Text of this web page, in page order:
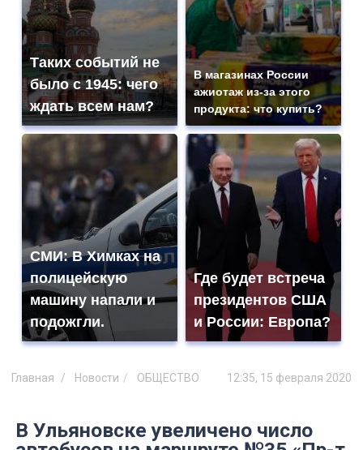
Таких событий не
было с 1945: чего
ждать всем нам?
В магазинах России
ажиотаж из-за этого
продукта: что купить?
СМИ: В Химках на
полицейскую
машину напали и
подожгли.
Где будет встреча
президентов США
и России: Европа?
Главная Новости ОБЩЕСТВО 12:35, 15 февраля 2020
В Ульяновске увеличено число